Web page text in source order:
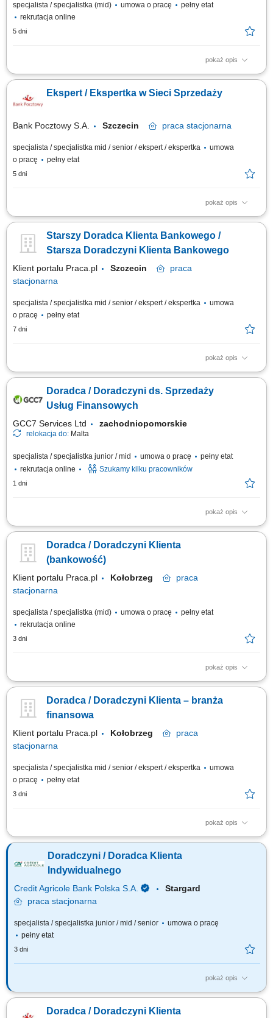
specjalista / specjalistka (mid) umowa o pracę
pełny etat
rekrutacja online
5 dni
pokaż opis
Twój zakres obowiązków diagnozowanie potrzeb i oczekiwań Klientów,
sprzedażowych, kształtowanie pozytywnego wizerunku Banku poprzez
wysoką jakość obsługi, operacyjna obsługa Klientów detalicznych,
Ekspert / Ekspertka w Sieci Sprzedaży
Bank Pocztowy S.A. Szczecin praca stacjonarna
specjalista / specjalistka mid / senior / ekspert / ekspertka
umowa
o pracę
pełny etat
5 dni
pokaż opis
Twój zakres obowiązków Diagnozowanie potrzeb i oczekiwań Klientów;
relacji; Realizacja celów sprzedażowych; Kształtowanie pozytywnego
wizerunku Banku poprzez wysoką jakość obsługi; Operacyjna obsługa
Starszy Doradca Klienta Bankowego /
Starsza Doradczyni Klienta Bankowego
Klient portalu Praca.pl Szczecin
praca
stacjonarna
specjalista / specjalistka mid / senior / ekspert / ekspertka
umowa
o pracę
pełny etat
7 dni
pokaż opis
Analiza potrzeb finansowych klientów indywidualnych oraz sektora MŚP i
klientów oraz budowanie długoterminowych relacji biznesowych;
Sprzedaż produktów i usług bankowych, w tym funduszy inwestycyjnych;
Doradca / Doradczyni ds. Sprzedaży
Usług Finansowych
GCC7 Services Ltd zachodniopomorskie
relokacja do: Malta
specjalista / specjalistka junior / mid umowa o pracę
pełny etat
rekrutacja online
Szukamy kilku pracowników
1 dni
pokaż opis
Zakres obowiązków: Prowadzenie telefonicznych rozmów z klientami
szkoleń z zakresu edukacji finansowej. Budowanie relacji z klientami oraz
pozyskiwanie nowych kontaktów dla partnerów biznesowych. Realizacja
Doradca / Doradczyni Klienta
(bankowość)
Klient portalu Praca.pl Kołobrzeg
praca
stacjonarna
specjalista / specjalistka (mid) umowa o pracę
pełny etat
rekrutacja online
3 dni
pokaż opis
obsługa klientów; utrzymywanie dobrych relacji z klientami; realizacja
firm;
Doradca / Doradczyni Klienta – branża
finansowa
Klient portalu Praca.pl Kołobrzeg
praca
stacjonarna
specjalista / specjalistka mid / senior / ekspert / ekspertka
umowa
o pracę
pełny etat
3 dni
pokaż opis
Aktywne pozyskiwanie klientów i budowanie z nimi długofalowych relacji.
rozwiązań finansowych. Sprzedaż produktów bankowych, w tym funduszy
inwestycyjnych. Operacyjna obsługa klientów indywidualnych i firm z
Doradczyni / Doradca Klienta
Indywidualnego
Credit Agricole Bank Polska S.A.
Stargard
praca stacjonarna
specjalista / specjalistka junior / mid / senior
umowa o pracę
pełny etat
3 dni
pokaż opis
Jakie będą Twoje zadania: Pozyskiwanie nowych klientów w tym przez
długofalowych relacji opartych na zaufaniu. Identyfikacja potrzeb oraz
Doradca / Doradczyni Klienta